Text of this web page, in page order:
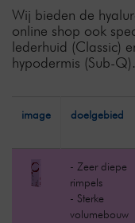
Wij bieden de
online shop ook
lederhuid (Classic)
hypodermis (Sub-
image doelgebied
- Zeer diepe
rimpels
- Sterke
volumebouw